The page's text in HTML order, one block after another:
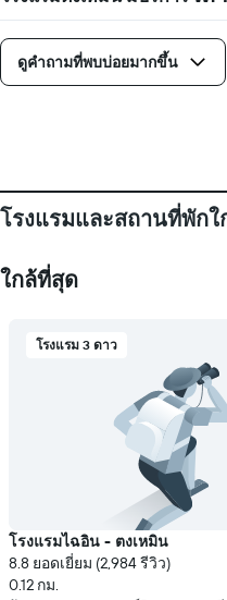
ดูคำถามที่พบบ่อยมากขึ้น
โรงแรมและสถานที่พักใ
ใกล้ที่สุด
โรงแรม 3 ดาว
โรงแรมไฉอิน - ตงเหมิน
8.8 ยอดเยี่ยม (2,984 รีวิว)
0.12 กม.